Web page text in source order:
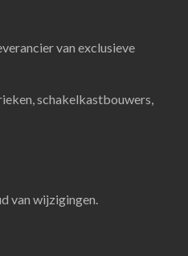
van exclusieve
schakelkastbouwers,
van wijzigingen.